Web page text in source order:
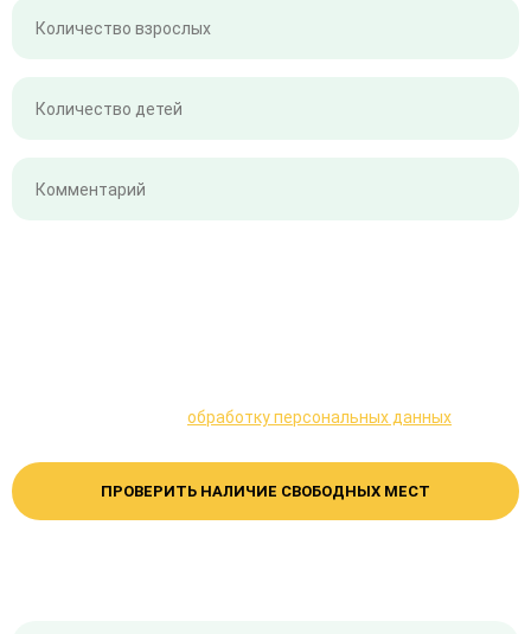
обработку персональных данных
ПРОВЕРИТЬ НАЛИЧИЕ СВОБОДНЫХ МЕСТ